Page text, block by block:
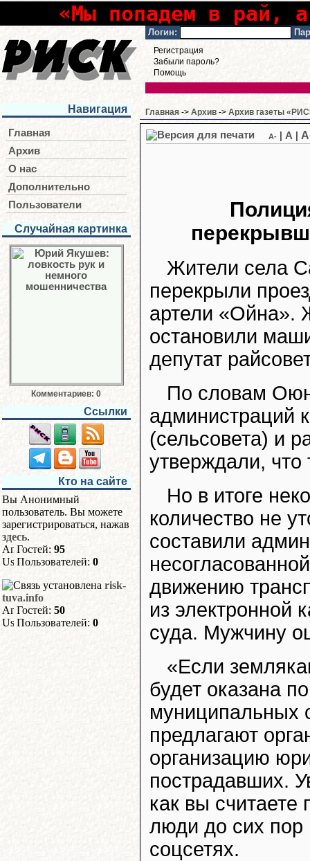
«Мы попадем в рай,
Логин:
Регистрация
Забыли пароль?
Помощь
Навигация
Главная
Архив
О нас
Дополнительно
Пользователи
Случайная картинка
Комментариев: 0
Ссылки
Кто на сайте
Вы Анонимный
пользователь. Вы можете
зарегистрироваться, нажав
здесь.
Гостей: 95
Пользователей: 0
risk-
tuva.info
Гостей: 50
Пользователей: 0
Главная -> Архив -> Архив газеты
A- A
Жители села
перекрыли
артели «Ойна».
остановили
депутат
По словам
администраций
(сельсовета) и
утверждали, что
Но в итоге
количество не
составили
движению
из электронной
суда. Мужчину
«Если
будет оказана
муниципальных
предлагают
организацию
пострадавших.
как вы
люди до сих пор
соцсетях.